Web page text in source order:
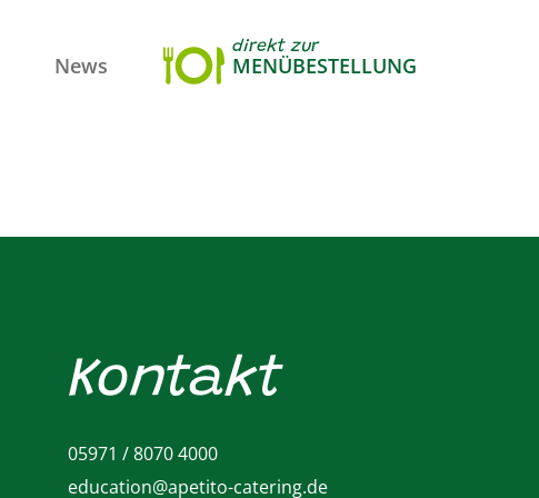
News
direkt zur
MENÜBESTELLUNG
Kontakt
05971 / 8070 4000
education@apetito-catering.de